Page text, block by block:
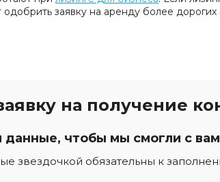
заявку на аренду более дорогих
на получение
данные, чтобы мы смогли с вам
звездочкой обязательны к